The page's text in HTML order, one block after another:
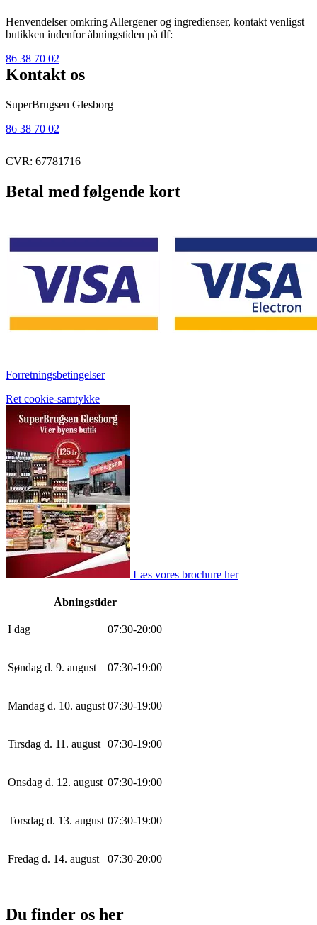
Henvendelser omkring Allergener og ingredienser, kontakt venligst
butikken indenfor åbningstiden på tlf:
86 38 70 02
Kontakt os
SuperBrugsen Glesborg
86 38 70 02
CVR: 67781716
Betal med følgende kort
Forretningsbetingelser
Ret cookie-samtykke
Læs vores brochure her
Åbningstider
I dag 07:30-20:00
Søndag d. 9. august 07:30-19:00
Mandag d. 10. august 07:30-19:00
Tirsdag d. 11. august 07:30-19:00
Onsdag d. 12. august 07:30-19:00
Torsdag d. 13. august 07:30-19:00
Fredag d. 14. august 07:30-20:00
Du finder os her